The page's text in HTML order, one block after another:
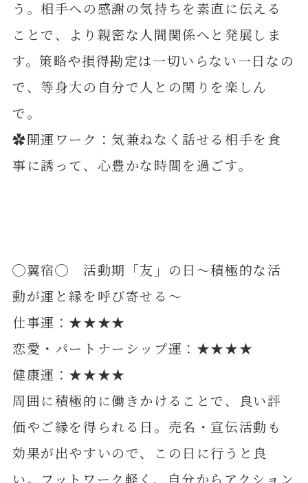
う。相手への感謝の気持ちを素直に伝える
ことで、より親密な人間関係へと発展しま
す。策略や損得勘定は一切いらない一日なの
で、等身大の自分で人との関りを楽しん
で。
✿開運ワーク：気兼ねなく話せる相手を食
事に誘って、心豊かな時間を過ごす。
◯翼宿◯ 活動期「友」の日～積極的な活
動が運と縁を呼び寄せる～
仕事運：★★★★
恋愛・パートナーシップ運：★★★★
健康運：★★★★
周囲に積極的に働きかけることで、良い評
価やご縁を得られる日。売名・宣伝活動も
効果が出やすいので、この日に行うと良
い。フットワーク軽く、自分からアクション